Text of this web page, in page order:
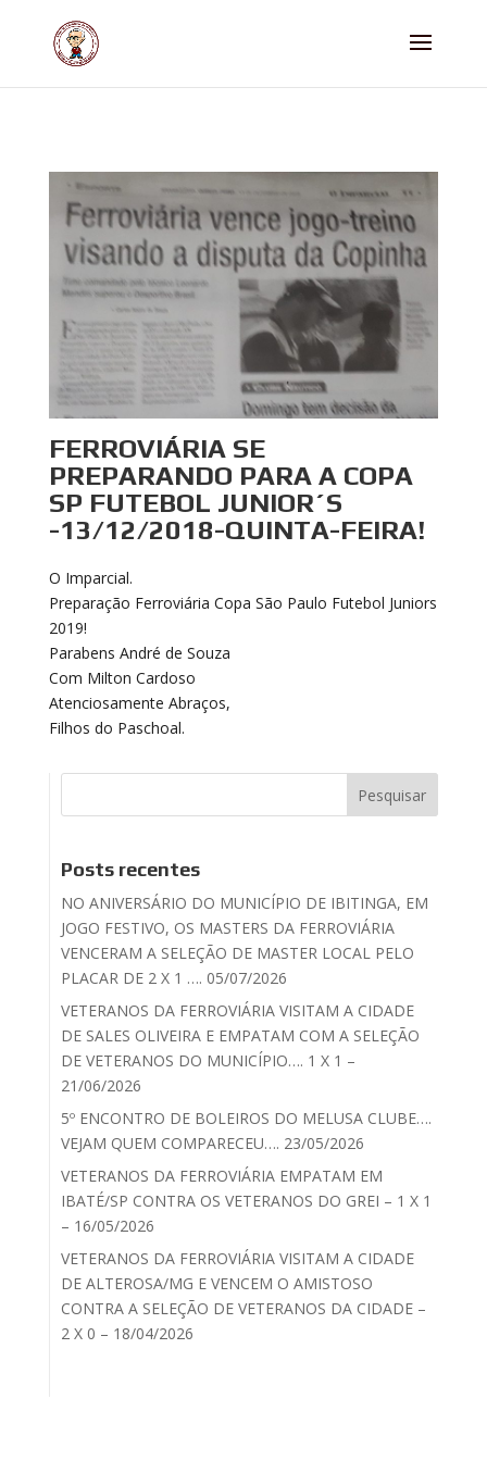
FERROVIÁRIA SE
PREPARANDO PARA A COPA
SP FUTEBOL JUNIOR´S
-13/12/2018-QUINTA-FEIRA!
O Imparcial.
Preparação Ferroviária Copa São Paulo Futebol Juniors
2019!
Parabens André de Souza
Com Milton Cardoso
Atenciosamente Abraços,
Filhos do Paschoal.
Posts recentes
NO ANIVERSÁRIO DO MUNICÍPIO DE IBITINGA, EM
JOGO FESTIVO, OS MASTERS DA FERROVIÁRIA
VENCERAM A SELEÇÃO DE MASTER LOCAL PELO
PLACAR DE 2 X 1 …. 05/07/2026
VETERANOS DA FERROVIÁRIA VISITAM A CIDADE
DE SALES OLIVEIRA E EMPATAM COM A SELEÇÃO
DE VETERANOS DO MUNICÍPIO…. 1 X 1 –
21/06/2026
5º ENCONTRO DE BOLEIROS DO MELUSA CLUBE….
VEJAM QUEM COMPARECEU…. 23/05/2026
VETERANOS DA FERROVIÁRIA EMPATAM EM
IBATÉ/SP CONTRA OS VETERANOS DO GREI – 1 X 1
– 16/05/2026
VETERANOS DA FERROVIÁRIA VISITAM A CIDADE
DE ALTEROSA/MG E VENCEM O AMISTOSO
CONTRA A SELEÇÃO DE VETERANOS DA CIDADE –
2 X 0 – 18/04/2026